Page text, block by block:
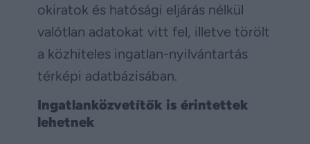
okiratok és hatósági eljárás nélkül
valótlan adatokat vitt fel, illetve törölt
a közhiteles ingatlan-nyilvántartás
térképi adatbázisában.
Ingatlanközvetítők is érintettek
lehetnek